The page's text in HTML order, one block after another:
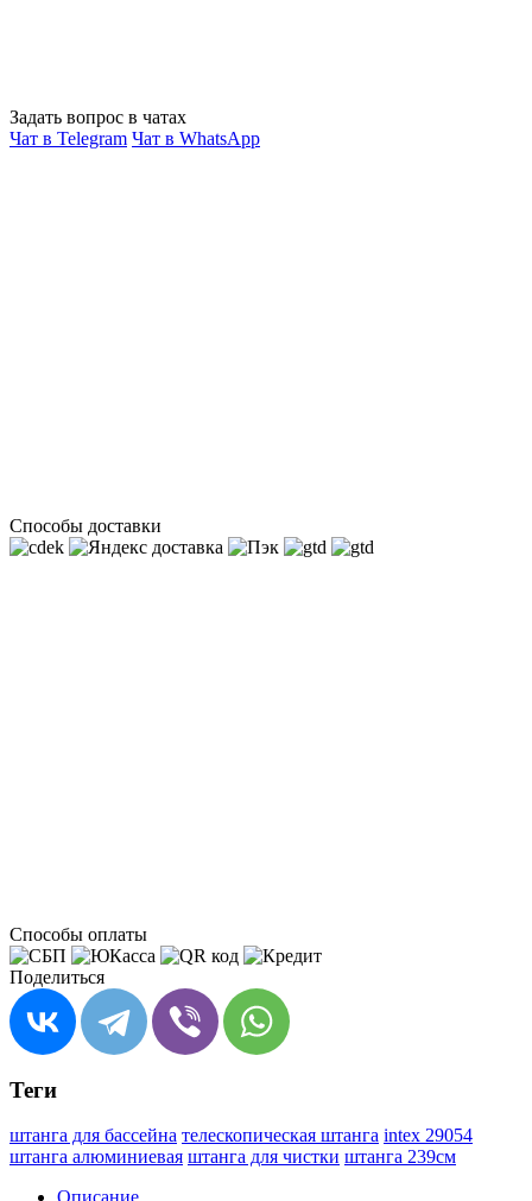
Задать вопрос в чатах
Чат в Telegram Чат в WhatsApp
Способы доставки
Способы оплаты
Поделиться
Теги
штанга для бассейна телескопическая штанга intex 29054
штанга алюминиевая штанга для чистки штанга 239см